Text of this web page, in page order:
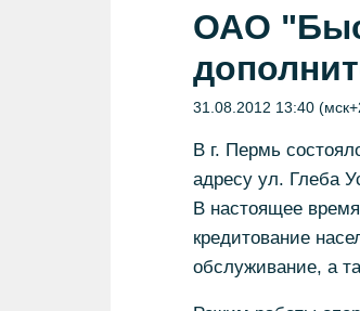
ОАО
31.08.2012 13:40
В г. Пермь
адресу ул. Глеба
В настоящее
кредитование
обслуживание, а